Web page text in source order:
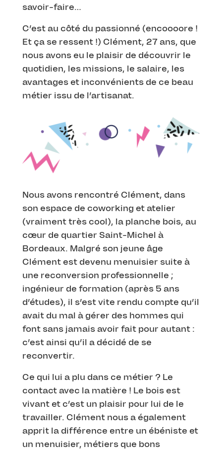
savoir-faire…
C’est au côté du passionné (encoooore !
Et ça se ressent !) Clément, 27 ans, que
nous avons eu le plaisir de découvrir le
quotidien, les missions, le salaire, les
avantages et inconvénients de ce beau
métier issu de l’artisanat.
Nous avons rencontré Clément, dans
son espace de coworking et atelier
(vraiment très cool), la planche bois, au
cœur de quartier Saint-Michel à
Bordeaux. Malgré son jeune âge
Clément est devenu menuisier suite à
une reconversion professionnelle ;
ingénieur de formation (après 5 ans
d’études), il s’est vite rendu compte qu’il
avait du mal à gérer des hommes qui
font sans jamais avoir fait pour autant :
c’est ainsi qu’il a décidé de se
reconvertir.
Ce qui lui a plu dans ce métier ? Le
contact avec la matière ! Le bois est
vivant et c’est un plaisir pour lui de le
travailler. Clément nous a également
apprit la différence entre un ébéniste et
un menuisier, métiers que bons